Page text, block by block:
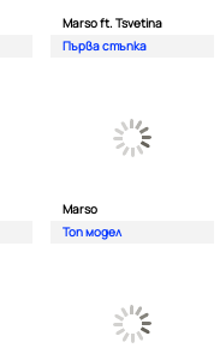
Marso ft. Tsvetina
Първа стъпка
Marso
Топ модел